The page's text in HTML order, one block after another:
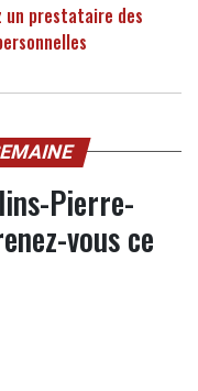
un prestataire des
Pierre-
vous ce